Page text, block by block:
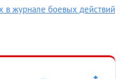
в журнале боевых действий